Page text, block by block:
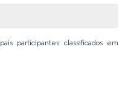
participantes classificados em